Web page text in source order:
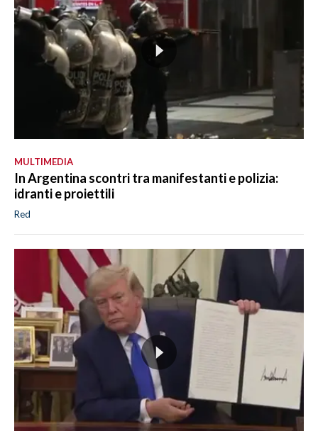
MULTIMEDIA
In Argentina scontri tra manifestanti e polizia:
idranti e proiettili
Red